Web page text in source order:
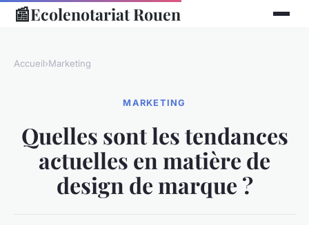
📰Ecolenotariat Rouen
Accueil›Marketing
MARKETING
Quelles sont les tendances
actuelles en matière de
design de marque ?